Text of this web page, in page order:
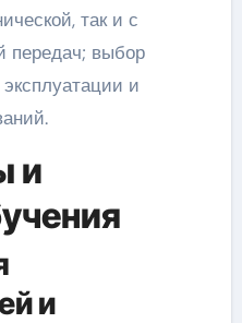
так и с
передач; выбор
и
и
и